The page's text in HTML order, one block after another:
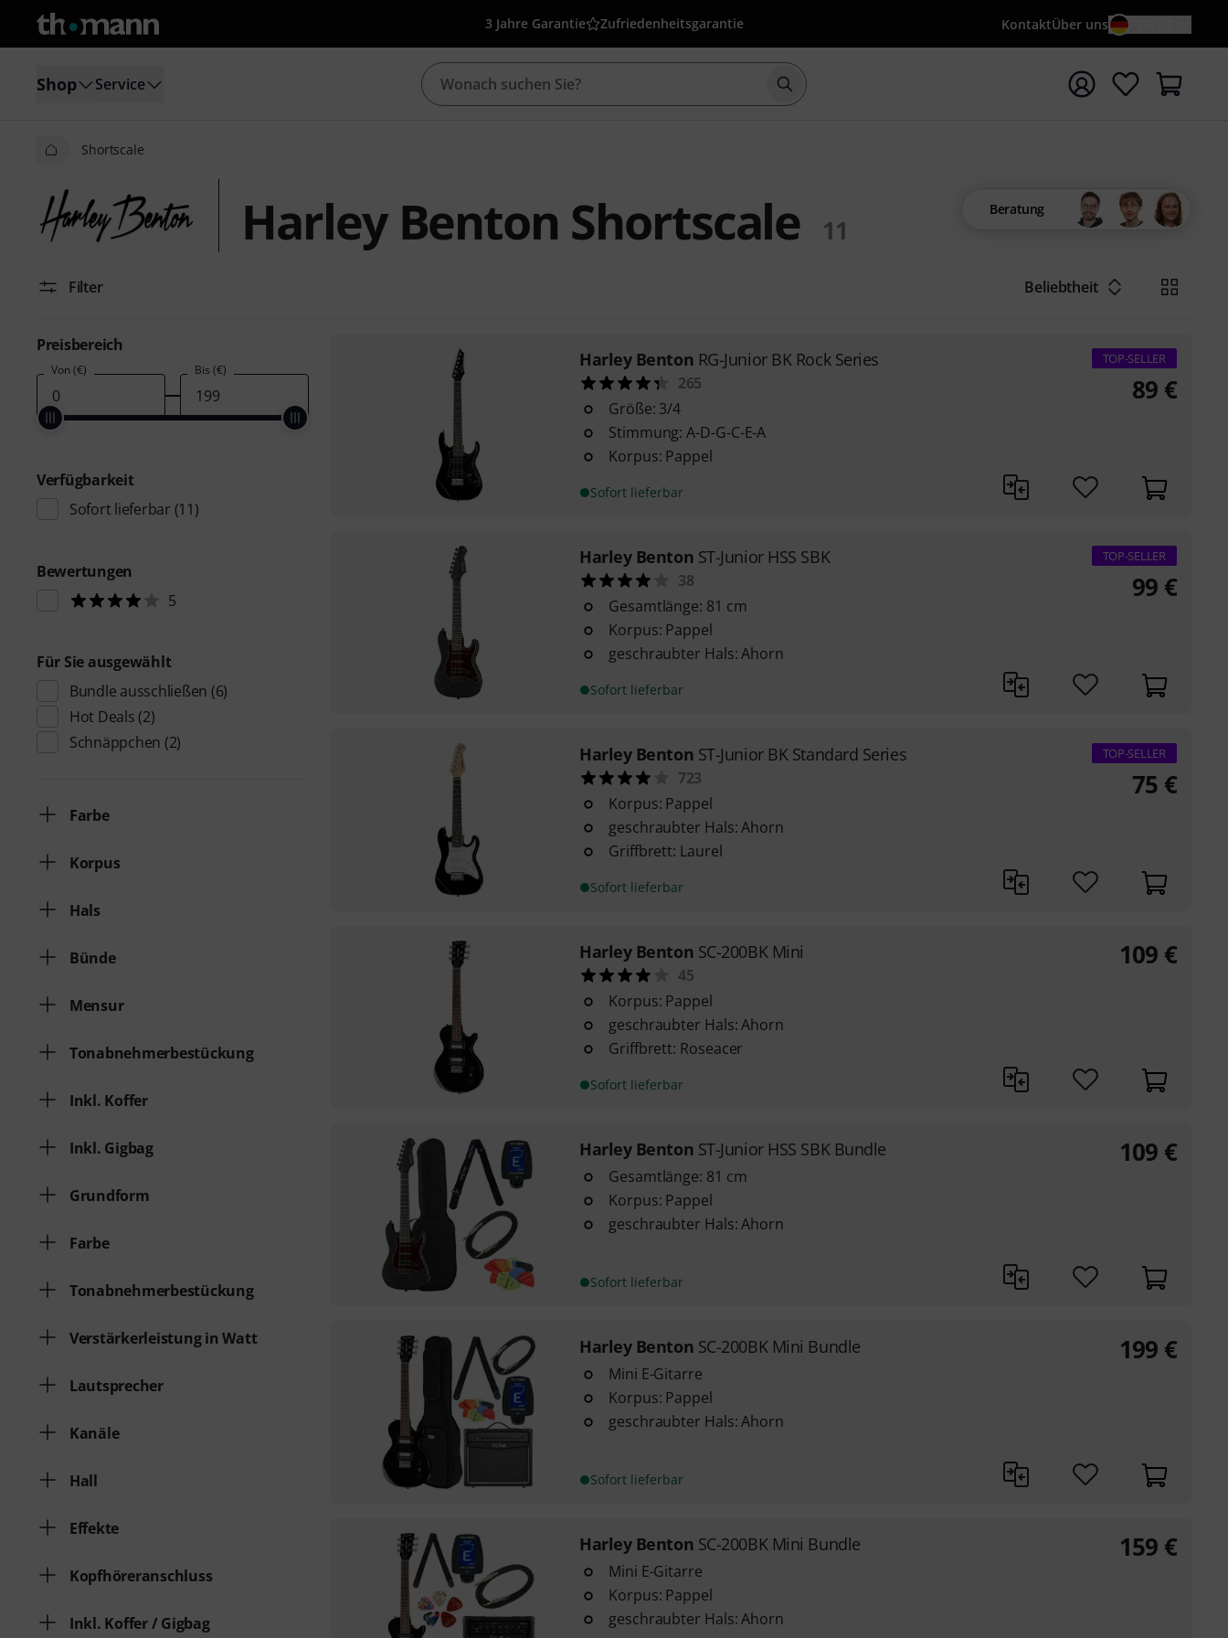
3 Jahre Garantie Zufriedenheitsgarantie KontaktÜber uns
Shop Service Suche mit Suchwort {searchTerm} starten
Shortscale
Harley Benton Shortscale 11
Beratung
Filter Beliebtheit
Preisbereich
Von (€) Bis (€)
Verfügbarkeit
Sofort lieferbar (11)
Bewertungen
5
Für Sie ausgewählt
Bundle ausschließen (6)
Hot Deals (2)
Schnäppchen (2)
Farbe
Korpus
Hals
Bünde
Mensur
Tonabnehmerbestückung
Inkl. Koffer
Inkl. Gigbag
Grundform
Farbe
Tonabnehmerbestückung
Verstärkerleistung in Watt
Lautsprecher
Kanäle
Hall
Effekte
Kopfhöreranschluss
Inkl. Koffer / Gigbag
Harley Benton RG-Junior BK Rock Series
265
Größe: 3/4
Stimmung: A-D-G-C-E-A
Korpus: Pappel
Sofort lieferbar
TOP-SELLER
89 €
Harley Benton ST-Junior HSS SBK
38
Gesamtlänge: 81 cm
Korpus: Pappel
geschraubter Hals: Ahorn
Sofort lieferbar
TOP-SELLER
99 €
Harley Benton ST-Junior BK Standard Series
723
Korpus: Pappel
geschraubter Hals: Ahorn
Griffbrett: Laurel
Sofort lieferbar
TOP-SELLER
75 €
Harley Benton SC-200BK Mini
45
Korpus: Pappel
geschraubter Hals: Ahorn
Griffbrett: Roseacer
Sofort lieferbar
109 €
Harley Benton ST-Junior HSS SBK Bundle
Gesamtlänge: 81 cm
Korpus: Pappel
geschraubter Hals: Ahorn
Sofort lieferbar
109 €
Harley Benton SC-200BK Mini Bundle
Mini E-Gitarre
Korpus: Pappel
geschraubter Hals: Ahorn
Sofort lieferbar
199 €
Harley Benton SC-200BK Mini Bundle
Mini E-Gitarre
Korpus: Pappel
geschraubter Hals: Ahorn
159 €